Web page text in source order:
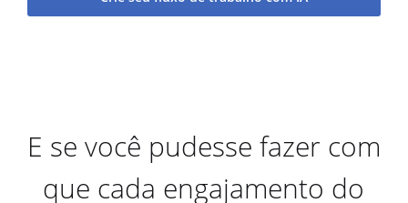
E se você pudesse fazer com
que cada engajamento do